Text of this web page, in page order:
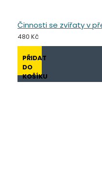
480 Kč
PŘIDAT
DO
KOŠÍKU